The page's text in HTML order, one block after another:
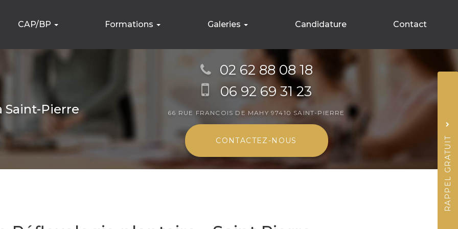
CAP/BP
CAP Métier de la coiffure
Formations
Formations spécifiques
Beauté du regard
Galeries
Établissement
Formations
Candidature Contact
Saint-Pierre
02 62 88 08 18
06 92 69 31 23
66 RUE FRANCOIS DE MAHY97410 SAINT-PIERRE
CONTACTEZ-NOUS RAPPEL GRATUIT
Acceptation
Quel code est